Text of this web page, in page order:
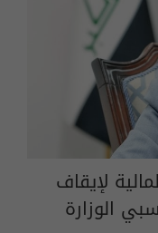
لإيقاف
الوزارة